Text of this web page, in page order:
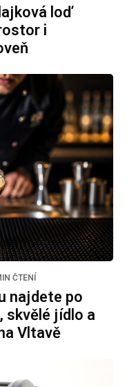
loď
i
ČTENÍ
najdete po
skvělé jídlo a
Vltavě